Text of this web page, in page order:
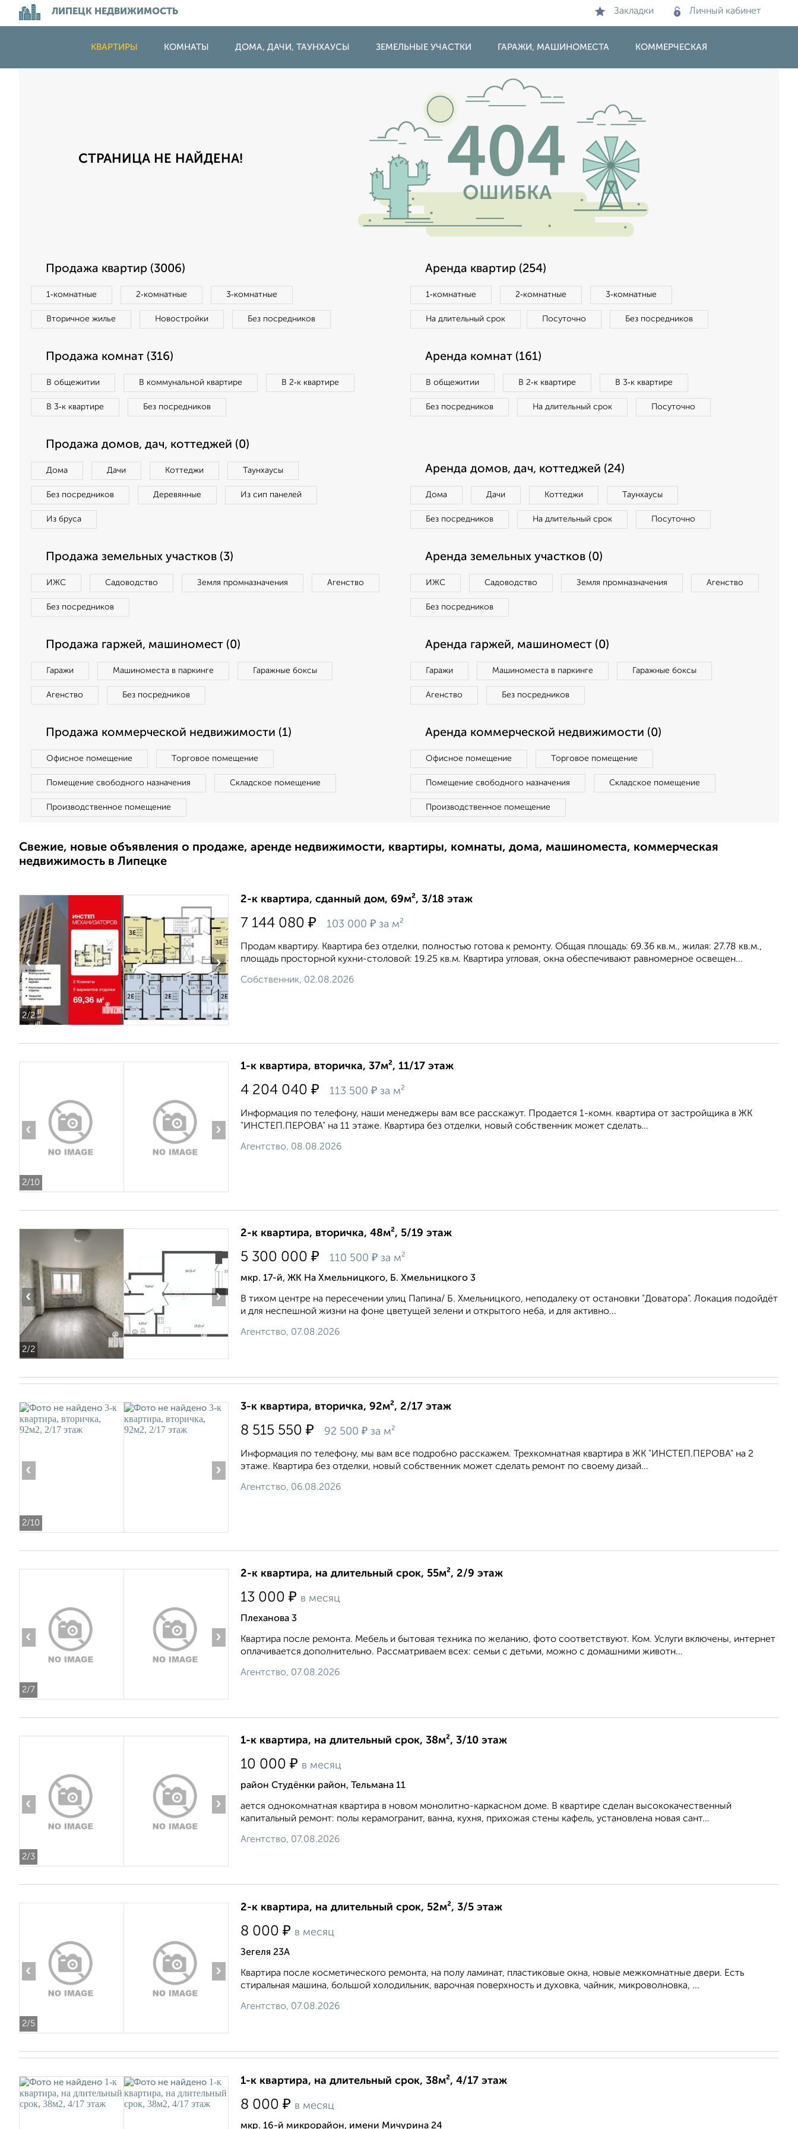
ЛИПЕЦК НЕДВИЖИМОСТЬ Закладки Личный кабинет
КВАРТИРЫ КОМНАТЫ ДОМА, ДАЧИ, ТАУНХАУСЫ ЗЕМЕЛЬНЫЕ УЧАСТКИ ГАРАЖИ, МАШИНОМЕСТА КОММЕРЧЕСКАЯ
СТРАНИЦА НЕ НАЙДЕНА!
Продажа квартир (3006)
1‑комнатные 2‑комнатные 3‑комнатные
Вторичное жилье Новостройки Без посредников
Аренда квартир (254)
1‑комнатные 2‑комнатные 3‑комнатные
На длительный срок Посуточно Без посредников
Продажа комнат (316)
В общежитии В коммунальной квартире В 2‑к квартире
В 3‑к квартире Без посредников
Аренда комнат (161)
В общежитии В 2‑к квартире В 3‑к квартире
Без посредников На длительный срок Посуточно
Продажа домов, дач, коттеджей (0)
Дома Дачи Коттеджи Таунхаусы
Без посредников Деревянные Из сип панелей
Из бруса
Аренда домов, дач, коттеджей (24)
Дома Дачи Коттеджи Таунхаусы
Без посредников На длительный срок Посуточно
Продажа земельных участков (3)
ИЖС Садоводство Земля промназначения Агенство
Без посредников
Аренда земельных участков (0)
ИЖС Садоводство Земля промназначения Агенство
Без посредников
Продажа гаржей, машиномест (0)
Гаражи Машиноместа в паркинге Гаражные боксы
Агенство Без посредников
Аренда гаржей, машиномест (0)
Гаражи Машиноместа в паркинге Гаражные боксы
Агенство Без посредников
Продажа коммерческой недвижимости (1)
Офисное помещение Торговое помещение
Помещение свободного назначения Складское помещение
Производственное помещение
Аренда коммерческой недвижимости (0)
Офисное помещение Торговое помещение
Помещение свободного назначения Складское помещение
Производственное помещение
Свежие, новые объявления о продаже, аренде недвижимости, квартиры, комнаты, дома, машиноместа, коммерческая
недвижимость в Липецке
2/2
‹ ›
2-к квартира, сданный дом, 69м², 3/18 этаж
7 144 080 ₽ 103 000 ₽ за м²
Продам квартиру. Квартира без отделки, полностью готова к ремонту. Общая площадь: 69.36 кв.м., жилая: 27.78 кв.м.,
площадь просторной кухни-столовой: 19.25 кв.м. Квартира угловая, окна oбecпeчивaют paвнoмepнoe ocвeщeн...
Собственник, 02.08.2026
2/10
‹ ›
1-к квартира, вторичка, 37м², 11/17 этаж
4 204 040 ₽ 113 500 ₽ за м²
Информация по телефону, наши менеджеры вам все расскажут. Продается 1-комн. квартира от застройщика в ЖК
"ИНСТЕП.ПЕРОВА" на 11 этаже. Квартира без отделки, новый собственник может сделать...
Агентство, 08.08.2026
2/2
‹ ›
2-к квартира, вторичка, 48м², 5/19 этаж
5 300 000 ₽ 110 500 ₽ за м²
мкр. 17-й, ЖК На Хмельницкого, Б. Хмельницкого 3
В тихом центре на пересечении улиц Папина/ Б. Хмельницкого, неподалеку от остановки "Доватора". Локация подойдёт
и для неспешной жизни на фоне цветущей зелени и открытого неба, и для активно...
Агентство, 07.08.2026
2/10
‹ ›
3-к квартира, вторичка, 92м², 2/17 этаж
8 515 550 ₽ 92 500 ₽ за м²
Информация по телефону, мы вам все подробно расскажем. Трехкомнатная квартира в ЖК "ИНСТЕП.ПЕРОВА" на 2
этаже. Квартира без отделки, новый собственник может сделать ремонт по своему дизай...
Агентство, 06.08.2026
2/7
‹ ›
2-к квартира, на длительный срок, 55м², 2/9 этаж
13 000 ₽ в месяц
Плеханова 3
Квартира после ремонта. Мебель и бытовая техника по желанию, фото соответствуют. Ком. Услуги включены, интернет
оплачивается дополнительно. Рассматриваем всех: семьи с детьми, можно с домашними животн...
Агентство, 07.08.2026
2/3
‹ ›
1-к квартира, на длительный срок, 38м², 3/10 этаж
10 000 ₽ в месяц
район Студёнки район, Тельмана 11
ается однокомнатная квартира в новом монолитно-каркасном доме. В квартире сделан высококачественный
капитальный ремонт: полы керамогранит, ванна, кухня, прихожая стены кафель, установлена новая сант...
Агентство, 07.08.2026
2/5
‹ ›
2-к квартира, на длительный срок, 52м², 3/5 этаж
8 000 ₽ в месяц
Зегеля 23А
Квартира после косметического ремонта, на полу ламинат, пластиковые окна, новые межкомнатные двери. Есть
стиральная машина, большой холодильник, варочная поверхность и духовка, чайник, микроволновка, ...
Агентство, 07.08.2026
1-к квартира, на длительный срок, 38м², 4/17 этаж
8 000 ₽ в месяц
мкр. 16-й микрорайон, имени Мичурина 24